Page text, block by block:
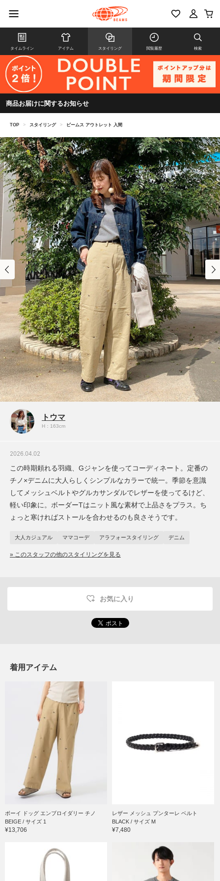
タイムライン アイテム スタイリング 閲覧履歴 検索
商品お届けに関するお知らせ
TOP > スタイリング > ビームス アウトレット 入間
トウマ
H：163cm
2026.04.02
この時期頼れる羽織、Gジャンを使ってコーディネート。定番の
チノ×デニムに大人らしくシンプルなカラーで統一。季節を意識
してメッシュベルトやグルカサンダルでレザーを使ってるけど、
軽い印象に。ボーダーTはニット風な素材で上品さをプラス。ち
ょっと寒ければストールを合わせるのも良さそうです。
大人カジュアル ママコーデ アラフォースタイリング デニム
» このスタッフの他のスタイリングを見る
お気に入り
着用アイテム
ボーイ ドッグ エンブロイダリー チノ
BEIGE / サイズ 1
¥13,706
レザー メッシュ プンターレ ベルト
BLACK / サイズ M
¥7,480